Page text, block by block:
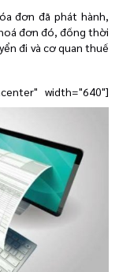
đơn đã phát hành,
đơn đó, đồng thời
đi và cơ quan thuế
width="640"]